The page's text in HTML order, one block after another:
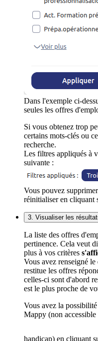
Dans l'exemple ci-
seules les offres
Si vous obtenez trop
certains mots-clés ou
recherche.
Les filtres appliqués à
suivante :
Vous pouvez
réinitialiser en cliquant
3. Visualiser les
La liste des offres
pertinence. Cela veut
plus à vos critères
Vous avez renseigné
restitue les offres
celles-ci sont d'abord
est le plus proche de
Vous avez la
Mappy (non
handicap) en cliquant